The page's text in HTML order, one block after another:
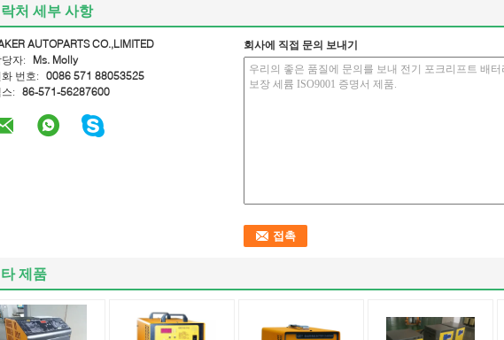
처 세부 사항
AUTOPARTS CO.,LIMITED
당자:
Ms. Molly
화 번호:
0086 571 88053525
:
86-571-56287600
회사에 직접 문의 보내기
제품